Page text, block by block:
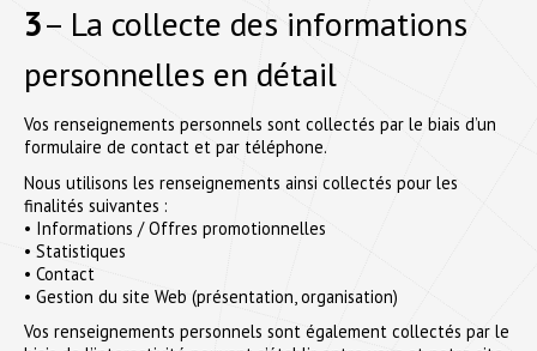
3– La collecte des informations
personnelles en détail
Vos renseignements personnels sont collectés par le biais d’un
formulaire de contact et par téléphone.
Nous utilisons les renseignements ainsi collectés pour les
finalités suivantes :
• Informations / Offres promotionnelles
• Statistiques
• Contact
• Gestion du site Web (présentation, organisation)
Vos renseignements personnels sont également collectés par le